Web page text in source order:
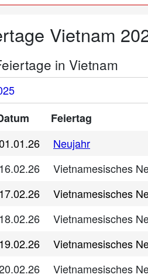
Vietnam
in Vietnam
Feiertag
Neujahr
16.02.26 Vietnamesisches
17.02.26 Vietnamesisches
18.02.26 Vietnamesisches
19.02.26 Vietnamesisches
Vietnamesisches